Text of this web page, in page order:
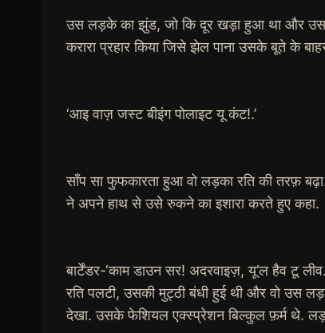
उस लड़के का झुंड, जो कि दूर खड़ा हुआ था और
करारा प्रहार किया जिसे झेल पाना उसके बूते के
‘आइ वाज़ जस्ट बीइंग पोलाइट यू कंट!.’
साँप सा फुफकारता हुआ वो लड़का रति की तरफ़
ने अपने हाथ से उसे रुकने का इशारा करते हुए कहा.
बार्टेंडर-‘काम डाउन सर! अदरवाइज़, यू’ल हैव टू
रति पलटी, उसकी मुट्ठी बंधी हुई थी और वो उस
देखा. उसके फेशियल एक्स्प्रेशन बिल्कुल फ़र्म थे.